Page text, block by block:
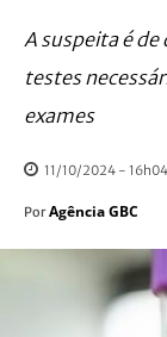
A suspeita é
testes
exames
11/10/2024 - 16h04
Por Agência GBC